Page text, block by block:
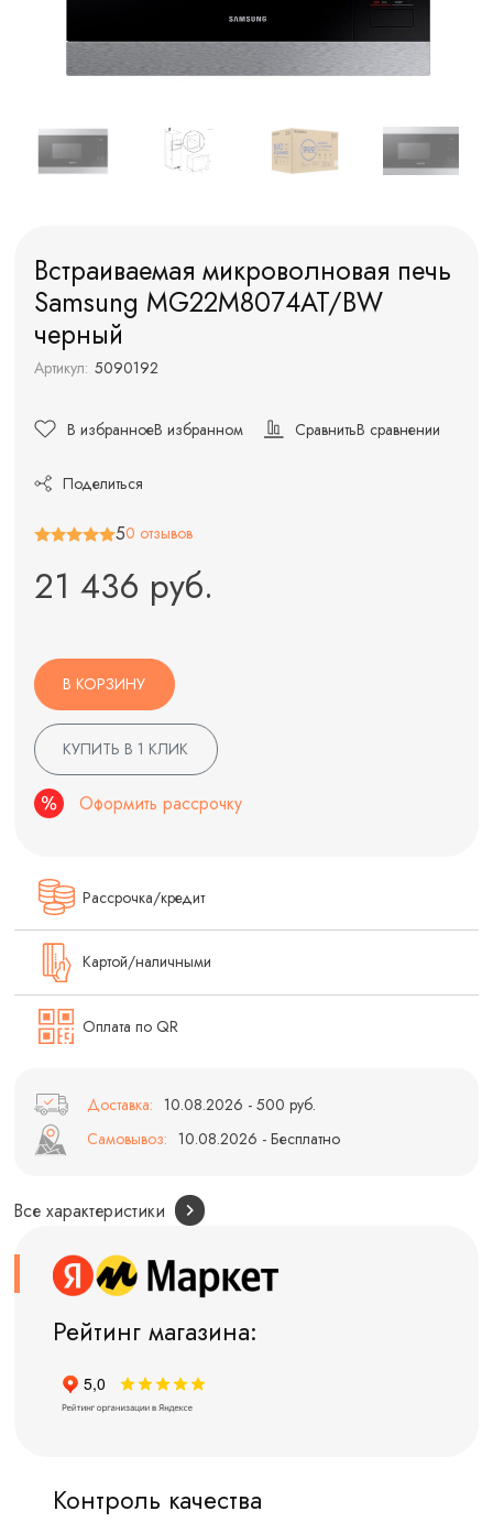
Встраиваемая микроволновая печь
Samsung MG22M8074AT/BW
черный
Артикул: 5090192
В избранноеВ избранном СравнитьВ сравнении
Поделиться
50 отзывов
21 436 руб.
В КОРЗИНУ
КУПИТЬ В 1 КЛИК
Оформить рассрочку
Рассрочка/кредит
Картой/наличными
Оплата по QR
Доставка: 10.08.2026 - 500 руб.
Самовывоз: 10.08.2026 - Бесплатно
Все характеристики
Рейтинг магазина:
Контроль качества